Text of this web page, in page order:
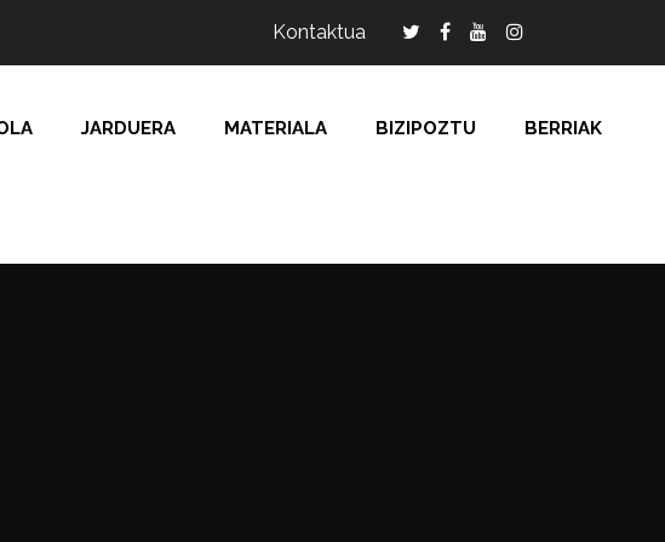
Kontaktua
JARDUERA MATERIALA BIZIPOZTU BERRIAK